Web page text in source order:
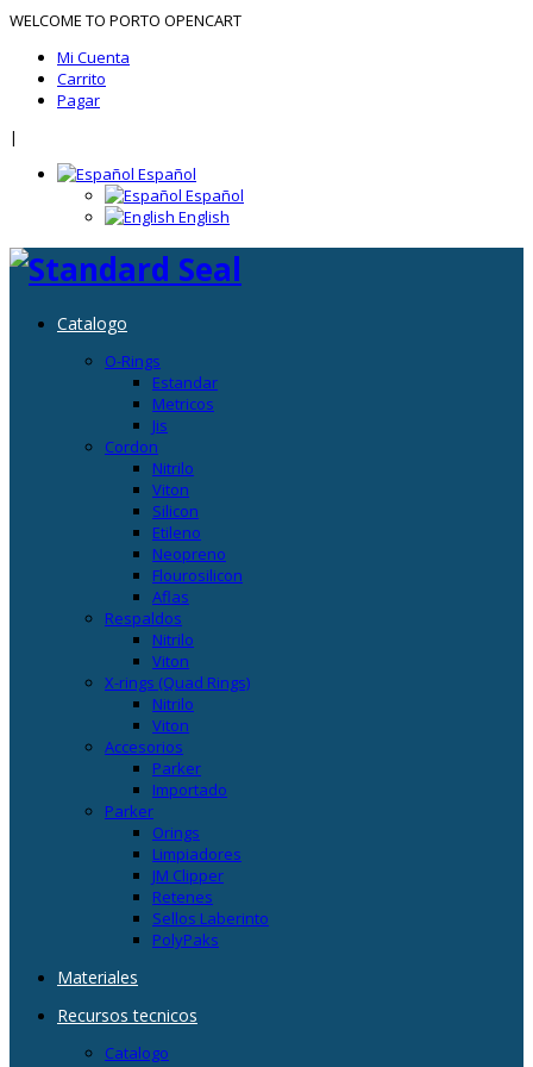
WELCOME TO PORTO OPENCART
Mi Cuenta
Carrito
Pagar
|
Español
Español
English
Catalogo
O-Rings
Estandar
Metricos
Jis
Cordon
Nitrilo
Viton
Silicon
Etileno
Neopreno
Flourosilicon
Aflas
Respaldos
Nitrilo
Viton
X-rings (Quad Rings)
Nitrilo
Viton
Accesorios
Parker
Importado
Parker
Orings
Limpiadores
JM Clipper
Retenes
Sellos Laberinto
PolyPaks
Materiales
Recursos tecnicos
Catalogo